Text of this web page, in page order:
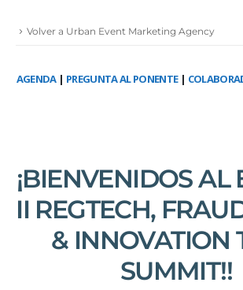
Volver a Urban Event Marketing Agency
AGENDA| PREGUNTA AL PONENTE|
¡BIENVENIDOS AL
II REGTECH,
& INNOVATION
SUMMIT!!